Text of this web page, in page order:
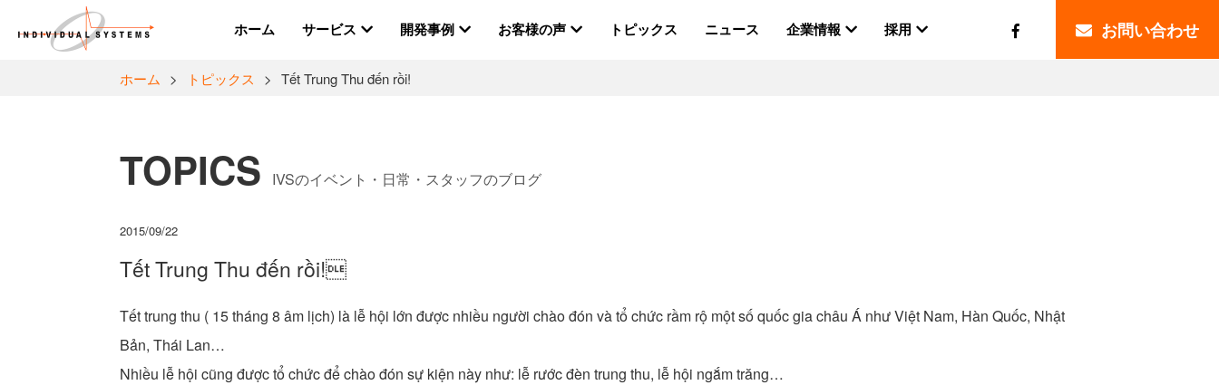
ホーム サービス 開発事例 お客様の声 トピックス ニュース 企業情報 採用 お問い合わせ
ホーム > トピックス > Tết Trung Thu đến rồi!
TOPICS IVSのイベント・日常・スタッフのブログ
2015/09/22
Tết Trung Thu đến rồi!
Tết trung thu ( 15 tháng 8 âm lịch) là lễ hội lớn được nhiều người chào đón và tổ chức rầm rộ một số quốc gia châu Á như Việt Nam, Hàn Quốc, Nhật
Bản, Thái Lan…
Nhiều lễ hội cũng được tổ chức để chào đón sự kiện này như: lễ rước đèn trung thu, lễ hội ngắm trăng…